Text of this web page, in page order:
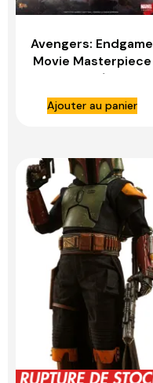
Avengers: Endgame
Movie Masterpiece
figurine 1/6 Iron
Spider – HOT TOYS
Ajouter au panier